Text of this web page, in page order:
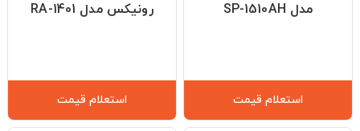
مدل SP-1510AH
استعلام قیمت
رونیکس مدل RA-1401
استعلام قیمت